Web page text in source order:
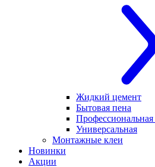
Жидкий цемент
Бытовая пена
Профессиональная
Универсальная
Монтажные клеи
Новинки
Акции